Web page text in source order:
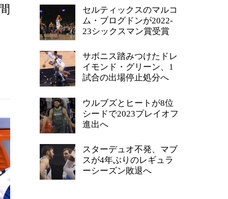
セルティックスのマルコ
ム・ブログドンが2022-
23シックスマン賞受賞
サボニス踏みつけたドレ
イモンド・グリーン、1
試合の出場停止処分へ
ウルブズとヒートが8位
シードで2023プレイオフ
進出へ
スターデュオ不発、マブ
スが4年ぶりのレギュラ
ーシーズン敗退へ